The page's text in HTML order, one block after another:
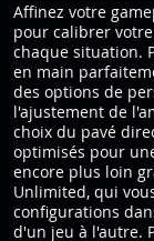
Affinez votre
pour calibrer
chaque situation.
en main
des options de
l'ajustement de
choix du pavé
optimisés pour
encore plus loin
Unlimited, qui
configurations
d'un jeu à l'autre.